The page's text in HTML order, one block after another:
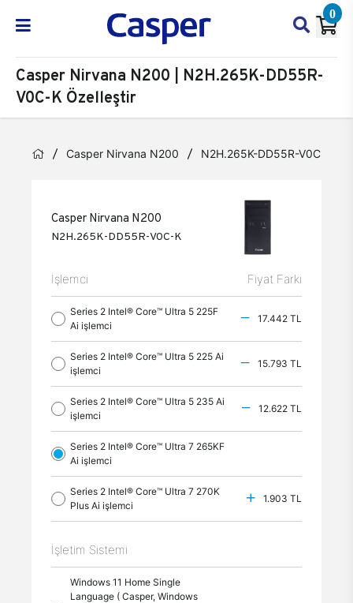
0
Casper Nirvana N200 | N2H.265K-DD55R-
V0C-K Özelleştir
Casper Nirvana N200 N2H.265K-DD55R-V0C-K
Casper Nirvana N200
N2H.265K-DD55R-V0C-K
İşlemci Fiyat Farkı
Series 2 Intel® Core™ Ultra 5 225F
Ai işlemci
17.442 TL
Series 2 Intel® Core™ Ultra 5 225 Ai
işlemci
15.793 TL
Series 2 Intel® Core™ Ultra 5 235 Ai
işlemci
12.622 TL
Series 2 Intel® Core™ Ultra 7 265KF
Ai işlemci
Series 2 Intel® Core™ Ultra 7 270K
Plus Ai işlemci
1.903 TL
İşletim Sistemi
Windows 11 Home Single
Language ( Casper, Windows